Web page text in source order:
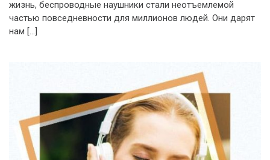
жизнь, беспроводные наушники стали неотъемлемой
частью повседневности для миллионов людей. Они дарят
нам […]